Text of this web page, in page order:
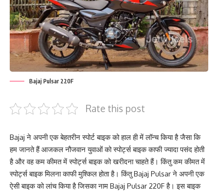
Bajaj Pulsar 220F
Rate this post
Bajaj ने अपनी एक बेहतरीन स्पोर्ट बाइक को हाल ही में लॉन्च किया है जैसा कि
हम जानते हैं आजकल नौजवान युवाओं को स्पोर्ट्स बाइक काफी ज्यादा पसंद होती
है और वह कम कीमत में स्पोर्ट्स बाइक को खरीदना चाहते हैं। किंतु कम कीमत में
स्पोर्ट्स बाइक मिलना काफी मुश्किल होता है। किंतु Bajaj Pulsar ने अपनी एक
ऐसी बाइक को लांच किया है जिसका नाम Bajaj Pulsar 220F है। इस बाइक